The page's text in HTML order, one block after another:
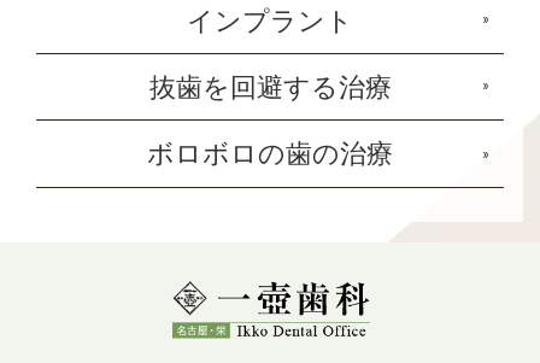
インプラント
抜歯を回避する治療
ボロボロの歯の治療